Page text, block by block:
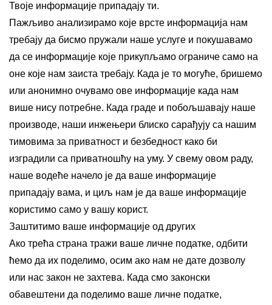
Твоје информације припадају ти.
Пажљиво анализирамо које врсте информација нам
требају да бисмо пружали наше услуге и покушавамо
да се информације које прикупљамо ограниче само на
оне које нам заиста требају. Када је то могуће, бришемо
или анонимно очувамо ове информације када нам
више нису потребне. Када граде и побољшавају наше
производе, наши инжењери блиско сарађују са нашим
тимовима за приватност и безбедност како би
изградили са приватношћу на уму. У свему овом раду,
наше водеће начело је да ваше информације
припадају вама, и циљ нам је да ваше информације
користимо само у вашу корист.
Заштитимо ваше информације од других
Ако трећа страна тражи ваше личне податке, одбити
ћемо да их поделимо, осим ако нам не дате дозволу
или нас закон не захтева. Када смо законски
обавештени да поделимо ваше личне податке,